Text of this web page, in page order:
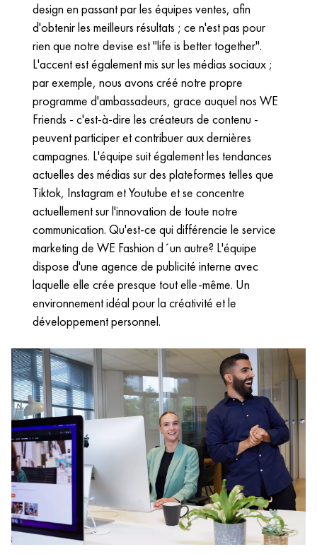
design en passant par les équipes ventes, afin
d'obtenir les meilleurs résultats ; ce n'est pas pour
rien que notre devise est "life is better together".
L'accent est également mis sur les médias sociaux ;
par exemple, nous avons créé notre propre
programme d'ambassadeurs, grace auquel nos WE
Friends - c'est-à-dire les créateurs de contenu -
peuvent participer et contribuer aux dernières
campagnes. L'équipe suit également les tendances
actuelles des médias sur des plateformes telles que
Tiktok, Instagram et Youtube et se concentre
actuellement sur l'innovation de toute notre
communication. Qu'est-ce qui différencie le service
marketing de WE Fashion d´un autre? L'équipe
dispose d'une agence de publicité interne avec
laquelle elle crée presque tout elle-même. Un
environnement idéal pour la créativité et le
développement personnel.